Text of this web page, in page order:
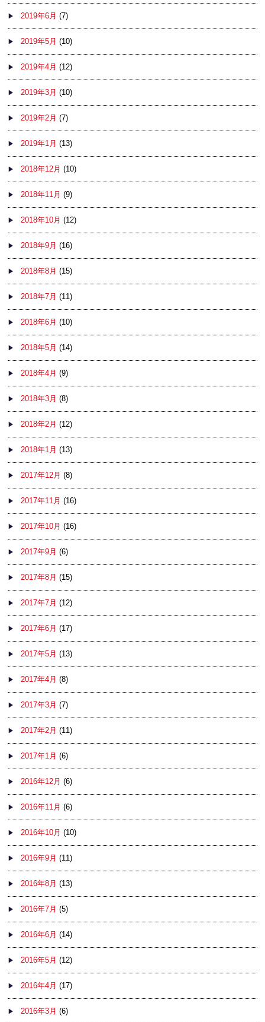
2019年6月 (7)
2019年5月 (10)
2019年4月 (12)
2019年3月 (10)
2019年2月 (7)
2019年1月 (13)
2018年12月 (10)
2018年11月 (9)
2018年10月 (12)
2018年9月 (16)
2018年8月 (15)
2018年7月 (11)
2018年6月 (10)
2018年5月 (14)
2018年4月 (9)
2018年3月 (8)
2018年2月 (12)
2018年1月 (13)
2017年12月 (8)
2017年11月 (16)
2017年10月 (16)
2017年9月 (6)
2017年8月 (15)
2017年7月 (12)
2017年6月 (17)
2017年5月 (13)
2017年4月 (8)
2017年3月 (7)
2017年2月 (11)
2017年1月 (6)
2016年12月 (6)
2016年11月 (6)
2016年10月 (10)
2016年9月 (11)
2016年8月 (13)
2016年7月 (5)
2016年6月 (14)
2016年5月 (12)
2016年4月 (17)
2016年3月 (6)